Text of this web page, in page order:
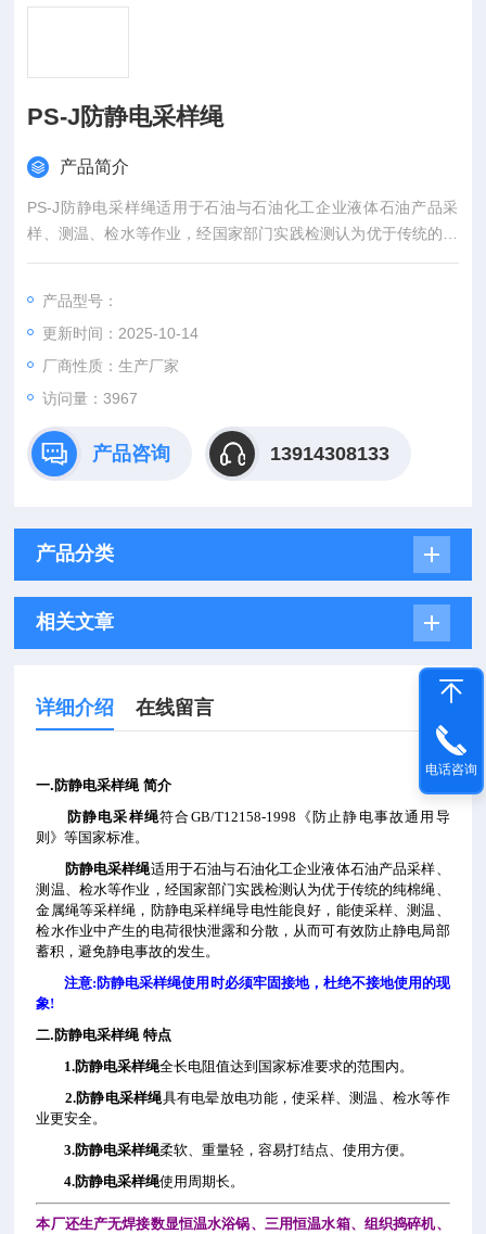
PS-J防静电采样绳
产品简介
PS-J防静电采样绳适用于石油与石油化工企业液体石油产品采
样、测温、检水等作业，经国家部门实践检测认为优于传统的纯
棉绳、金属绳等采样绳，防静电采样绳导电性能良好，能使采
防止静电局部蓄积，避免静电事故的发生。
产品型号：
更新时间：2025-10-14
厂商性质：生产厂家
访问量：3967
产品咨询 13914308133
产品分类
相关文章
详细介绍 在线留言
一. 防静电采样绳简介
防静电采样绳符合GB/T12158-1998 《防止静电事故通用导
则》等国家标准。
防静电采样绳适用于石油与石油化工企业液体石油产品采样、
测温、检水等作业，经国家部门实践检测认为优于传统的纯棉绳、
金属绳等采样绳，防静电采样绳导电性能良好，能使采样、测温、
检水作业中产生的电荷很快泄露和分散，从而可有效防止静电局部
蓄积，避免静电事故的发生。
注意: 防静电采样绳使用时必须牢固接地，杜绝不接地使用的现
象!
二. 防静电采样绳特点
1.防静电采样绳全长电阻值达到国家标准要求的范围内。
2.防静电采样绳具有电晕放电功能，使采样、测温、检水等作
业更安全。
3.防静电采样绳柔软、重量轻，容易打结点、使用方便。
4.防静电采样绳使用周期长。
本厂还生产无焊接数显恒温水浴锅、三用恒温水箱、组织捣碎机、
电话咨询